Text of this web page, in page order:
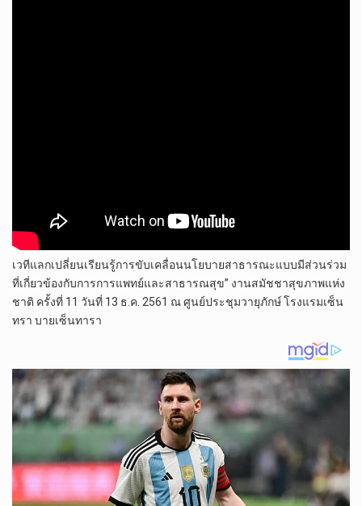
เวทีแลกเปลี่ยนเรียนรู้การขับเคลื่อนนโยบายสาธารณะแบบมีส่วนร่วม
ที่เกี่ยวข้องกับการการแพทย์และสาธารณสุข” งานสมัชชาสุขภาพแห่ง
ชาติ ครั้งที่ 11 วันที่ 13 ธ.ค. 2561 ณ ศูนย์ประชุมวายุภักษ์ โรงแรมเซ็น
ทรา บายเซ็นทารา